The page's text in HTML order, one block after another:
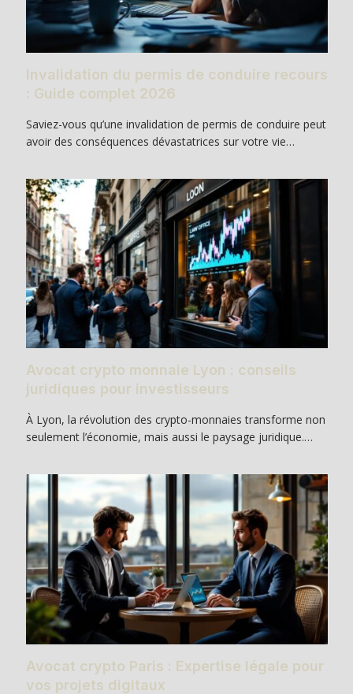
Invalidation du permis de conduire recours
: Guide complet 2026
Saviez-vous qu’une invalidation de permis de conduire peut
avoir des conséquences dévastatrices sur votre vie…
Avocat crypto monnaie Lyon : conseils
juridiques pour investisseurs
À Lyon, la révolution des crypto-monnaies transforme non
seulement l’économie, mais aussi le paysage juridique.…
Avocat crypto Paris : Expertise légale pour
vos projets digitaux